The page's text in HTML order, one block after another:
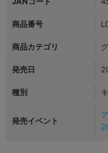
商品番号
商品カテゴリ
発売日
種別
発売イベント